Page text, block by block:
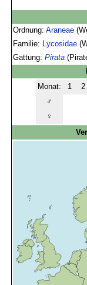
Ordnung:Araneae
Familie:
Lycosidae
Gattung:Pirata
Monat:
1 2
♂
♀